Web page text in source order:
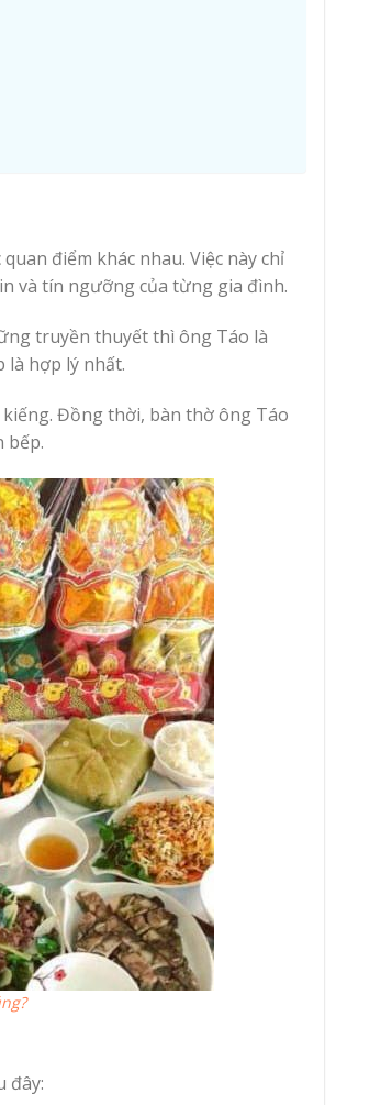
điểm khác nhau. Việc này chỉ
và tín ngưỡng của từng gia đình.
truyền thuyết thì ông Táo là
là hợp lý nhất.
Đồng thời, bàn thờ ông Táo
bếp.
đây: